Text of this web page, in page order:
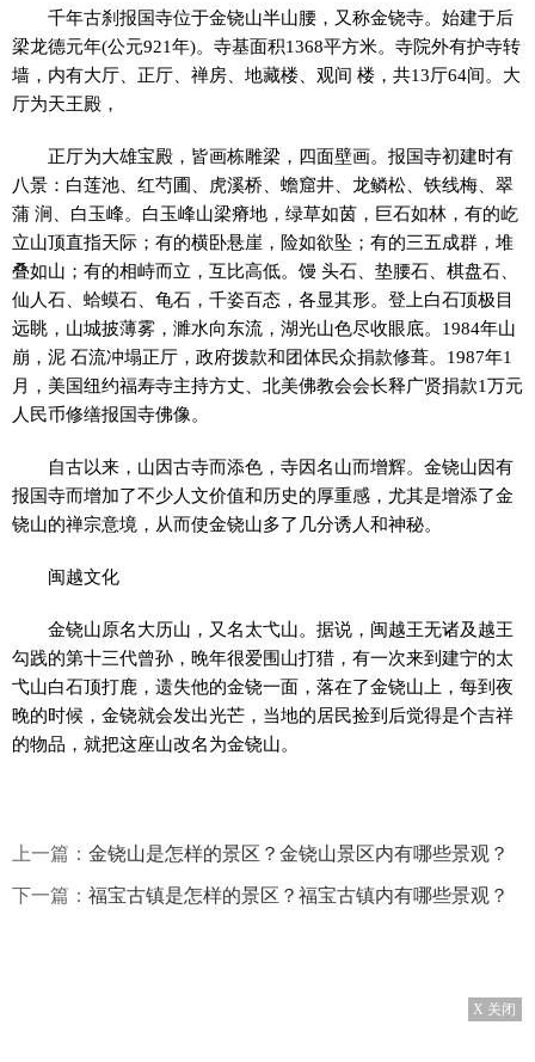
千年古刹报国寺位于金铙山半山腰，又称金铙寺。始建于后
梁龙德元年(公元921年)。寺基面积1368平方米。寺院外有护寺转
墙，内有大厅、正厅、禅房、地藏楼、观间 楼，共13厅64间。大
厅为天王殿，
正厅为大雄宝殿，皆画栋雕梁，四面壁画。报国寺初建时有
八景：白莲池、红芍圃、虎溪桥、蟾窟井、龙鳞松、铁线梅、翠
蒲 涧、白玉峰。白玉峰山梁瘠地，绿草如茵，巨石如林，有的屹
立山顶直指天际；有的横卧悬崖，险如欲坠；有的三五成群，堆
叠如山；有的相峙而立，互比高低。馒 头石、垫腰石、棋盘石、
仙人石、蛤蟆石、龟石，千姿百态，各显其形。登上白石顶极目
远眺，山城披薄雾，濉水向东流，湖光山色尽收眼底。1984年山
崩，泥 石流冲塌正厅，政府拨款和团体民众捐款修葺。1987年1
月，美国纽约福寿寺主持方丈、北美佛教会会长释广贤捐款1万元
人民币修缮报国寺佛像。
自古以来，山因古寺而添色，寺因名山而增辉。金铙山因有
报国寺而增加了不少人文价值和历史的厚重感，尤其是增添了金
铙山的禅宗意境，从而使金铙山多了几分诱人和神秘。
闽越文化
金铙山原名大历山，又名太弋山。据说，闽越王无诸及越王
勾践的第十三代曾孙，晚年很爱围山打猎，有一次来到建宁的太
弋山白石顶打鹿，遗失他的金铙一面，落在了金铙山上，每到夜
晚的时候，金铙就会发出光芒，当地的居民捡到后觉得是个吉祥
的物品，就把这座山改名为金铙山。
上一篇： 金铙山是怎样的景区？金铙山景区内有哪些景观？
下一篇： 福宝古镇是怎样的景区？福宝古镇内有哪些景观？
X 关闭